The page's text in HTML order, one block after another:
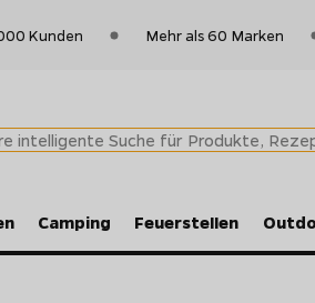
Kunden Mehr als 60 Marken
Camping Feuerstellen